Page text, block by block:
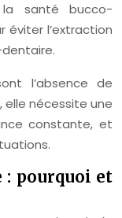
santé bucco-
éviter l’extraction
l’absence de
nécessite une
constante, et
: pourquoi et